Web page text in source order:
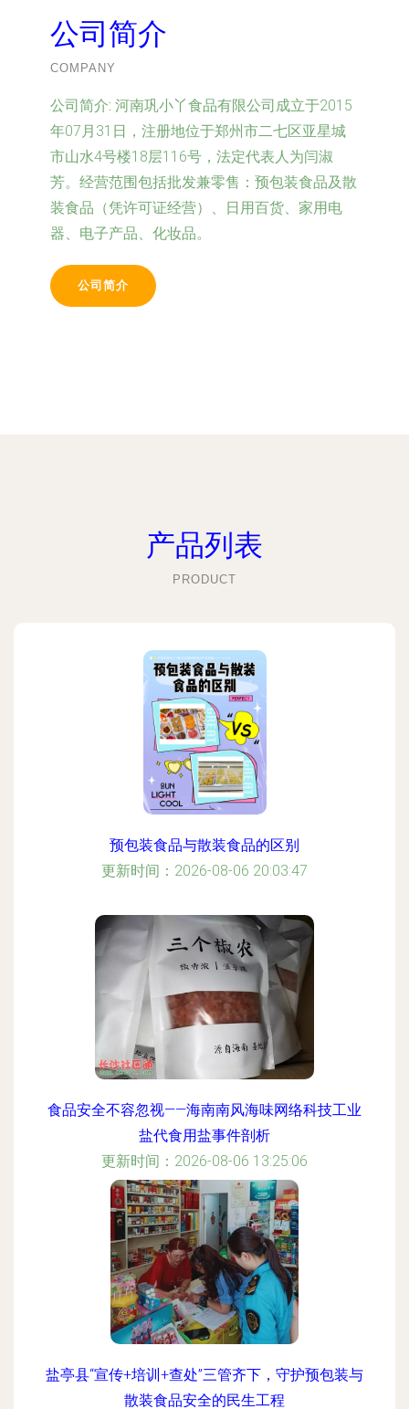
公司简介
COMPANY
公司简介: 河南巩小丫食品有限公司成立于2015
年07月31日，注册地位于郑州市二七区亚星城
市山水4号楼18层116号，法定代表人为闫淑
芳。经营范围包括批发兼零售：预包装食品及散
装食品（凭许可证经营）、日用百货、家用电
器、电子产品、化妆品。
公司简介
产品列表
PRODUCT
预包装食品与散装食品的区别
更新时间：2026-08-06 20:03:47
食品安全不容忽视——海南南风海味网络科技工业
盐代食用盐事件剖析
更新时间：2026-08-06 13:25:06
盐亭县“宣传+培训+查处”三管齐下，守护预包装与
散装食品安全的民生工程